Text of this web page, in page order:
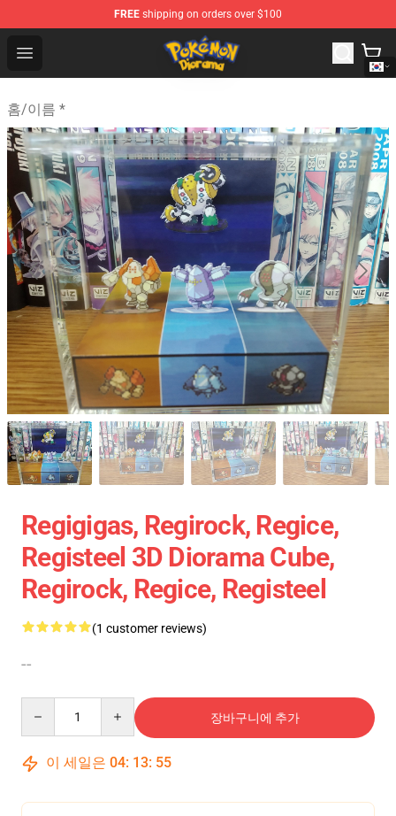
FREE shipping on orders over $100
Open menu
Pokemon Diorama Shop - The Best Store of Pokemon
홈/이름 *
Regigigas, Regirock, Regice,
Registeel 3D Diorama Cube,
Regirock, Regice, Registeel
(1 customer reviews)
--
장바구니에 추가
이 세일은 04: 13: 54